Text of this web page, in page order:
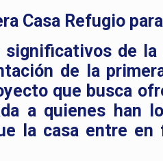
Casa Refugio
significativos de
de la
que busca
a quienes han
la casa entre